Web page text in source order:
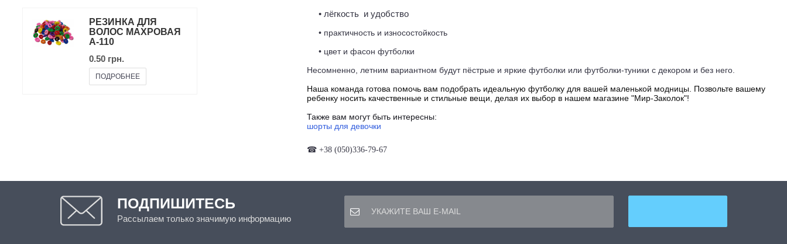
РЕЗИНКА ДЛЯ
ВОЛОС МАХРОВАЯ
A-110
0.50 грн.
ПОДРОБНЕЕ
• лёгкость и удобство
• практичность и износостойкость
• цвет и фасон футболки
Несомненно, летним вариантном будут пёстрые и яркие футболки или футболки-туники с декором и без него.
Наша команда готова помочь вам подобрать идеальную футболку для вашей маленькой модницы. Позвольте вашему
ребенку носить качественные и стильные вещи, делая их выбор в нашем магазине "Мир-Заколок"!
Также вам могут быть интересны:
шорты для девочки
☎ +38 (050)336-79-67
ПОДПИШИТЕСЬ
Рассылаем только значимую информацию